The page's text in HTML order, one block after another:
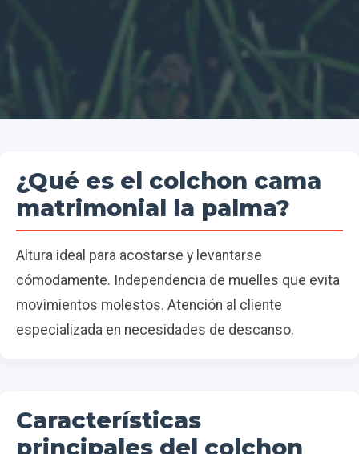
¿Qué es el colchon cama
matrimonial la palma?
Altura ideal para acostarse y levantarse
cómodamente. Independencia de muelles que evita
movimientos molestos. Atención al cliente
especializada en necesidades de descanso.
Características
principales del colchon